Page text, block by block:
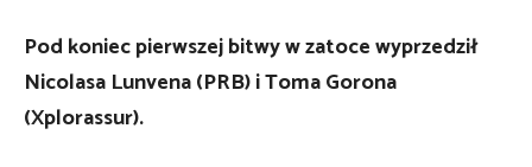
Pod koniec pierwszej bitwy w zatoce wyprzedził
Nicolasa Lunvena (PRB) i Toma Gorona
(Xplorassur).